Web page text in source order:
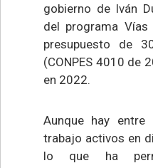
gobierno de Iván
del programa
presupuesto de
(CONPES 4010 de
en 2022.
Aunque hay
trabajo activos en
lo que ha